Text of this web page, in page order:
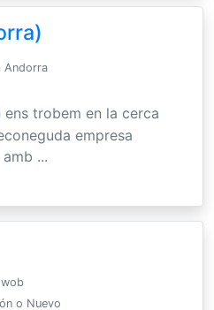
Andorra
ens trobem en la cerca
empresa
...
o Nuevo